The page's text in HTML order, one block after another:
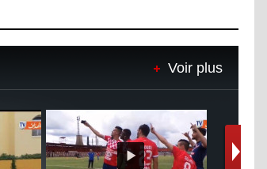
12:39 - 2022/11/06
Real : Les dirigeants veulent le
départ d'Hazard cet hiver
Voir plus